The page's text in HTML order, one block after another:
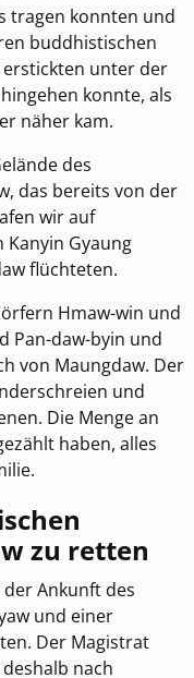
tragen konnten und
buddhistischen
erstickten unter der
konnte, als
näher kam.
des
das bereits von der
wir auf
Kanyin Gyaung
flüchteten.
Hmaw-win und
Pan-daw-byin und
von Maungdaw. Der
und
Die Menge an
haben, alles
zu retten
Ankunft des
und einer
Der Magistrat
nach